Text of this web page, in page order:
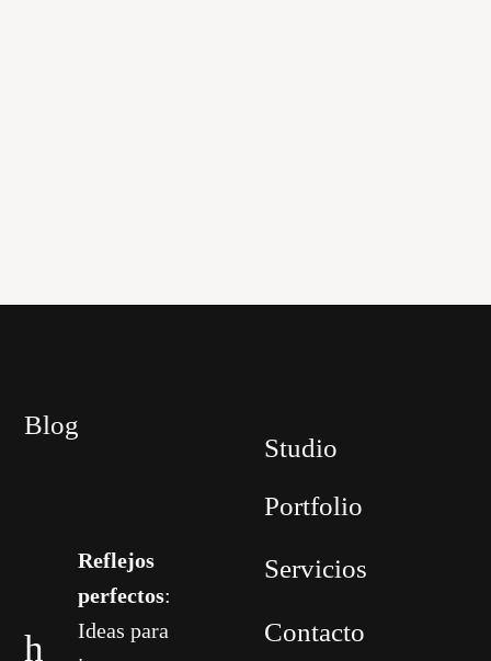
Blog
Reflejos
perfectos:
Ideas para
Studio
Portfolio
Servicios
Contacto